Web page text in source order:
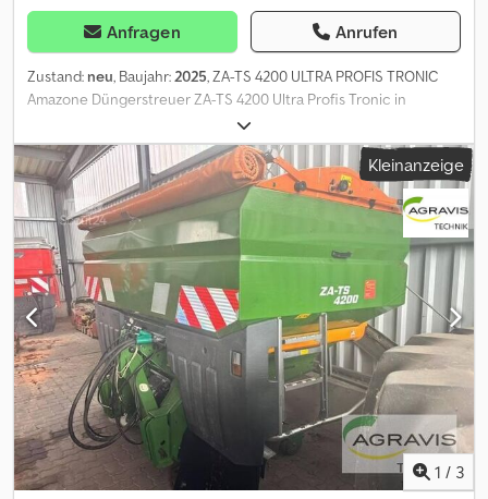
Anfragen Anrufen
Zustand: neu, Baujahr:2025, ZA-TS 4200 ULTRA PROFIS TRONIC
Amazone Düngerstreuer ZA-TS 4200 Ultra Profis Tronic in
Serienausstattung Profis-Wiegesystem Einbauteile ZA-
Grundgerät Streuwerk ZA-TS Tronic m. elektrischem
Einleitsystem, ohne ArgusTwin/WindControl Sicherheitsaufkleber
ZA-TS Bondioli-Pavesi Gelenkwelle m. Reibekupplung, 910mm
Behälteraufsatz L4200 Folie 4200 Schmutzfänger L und Leitern
LED-Beleuchtung nach hinten mech. betätigte Abdeckrollplane
L Codpfx Anjy E Aplsgerf Streuschaufelsatz TS20 rechts/links
Antrieb Tronic links/rechts m. AutoTS + FlowControl
Hauptscheibe links/rechts m. AutoTS Rohrschutzbügel L
Metallschutzprofil Roll- und Abstellvorrichtung
Leermeldesensoren
Kleinanzeige
1 / 3